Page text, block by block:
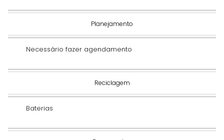
Planejamento
Necessário fazer agendamento
Reciclagem
Baterias